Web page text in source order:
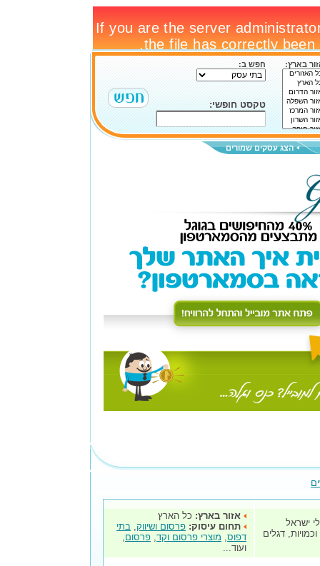
בארץ: חפש ב:
טקסט חופשי:
הצג עסקים שמורים
ישראל
דגלים
אזור בארץ: כל הארץ
תחום עיסוק: פרסום ושיווק, בתי
דפוס, מוצרי פרסום וקד, פרסום,
ועוד...